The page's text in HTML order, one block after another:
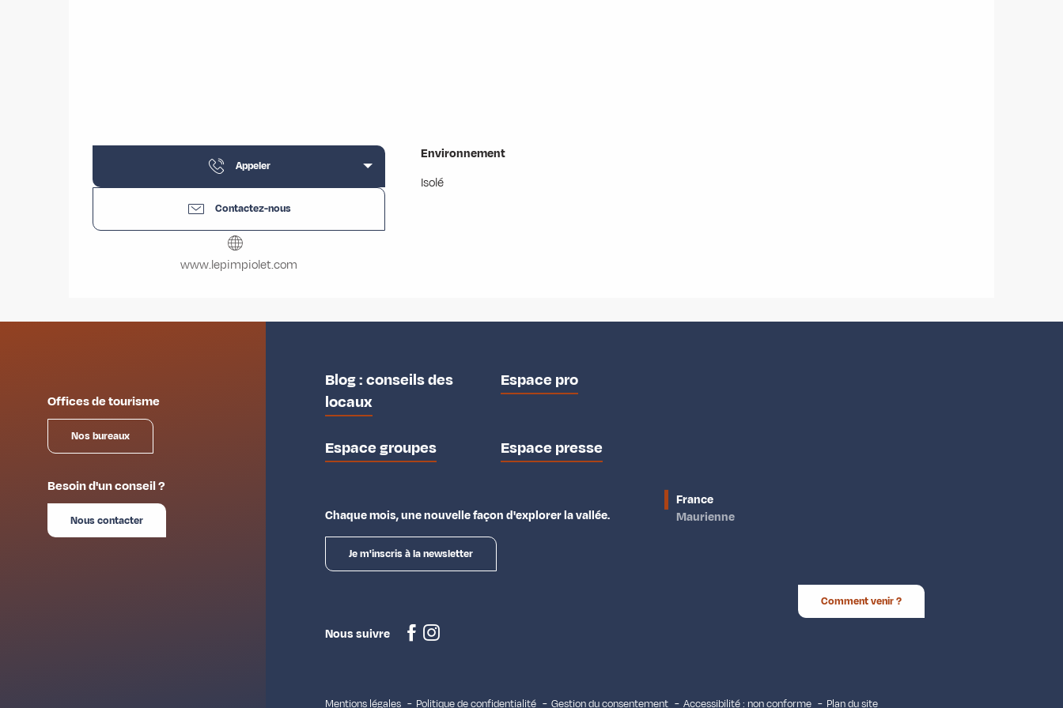
Appeler
Contactez-nous
www.lepimpiolet.com
Environnement
Environnement
Isolé
Offices de tourisme
Nos bureaux
Besoin d'un conseil ?
Nous contacter
Blog : conseils des
locaux
Espace pro
Espace groupes Espace presse
Chaque mois, une nouvelle façon d'explorer la vallée.
Je m'inscris à la newsletter
Nous suivre
France
Maurienne
Comment venir ?
Mentions légales Politique de confidentialité Gestion du consentement Accessibilité : non conforme Plan du site